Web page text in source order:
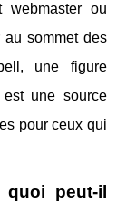
webmaster ou
sommet des
une figure
une source
pour ceux qui
peut-il